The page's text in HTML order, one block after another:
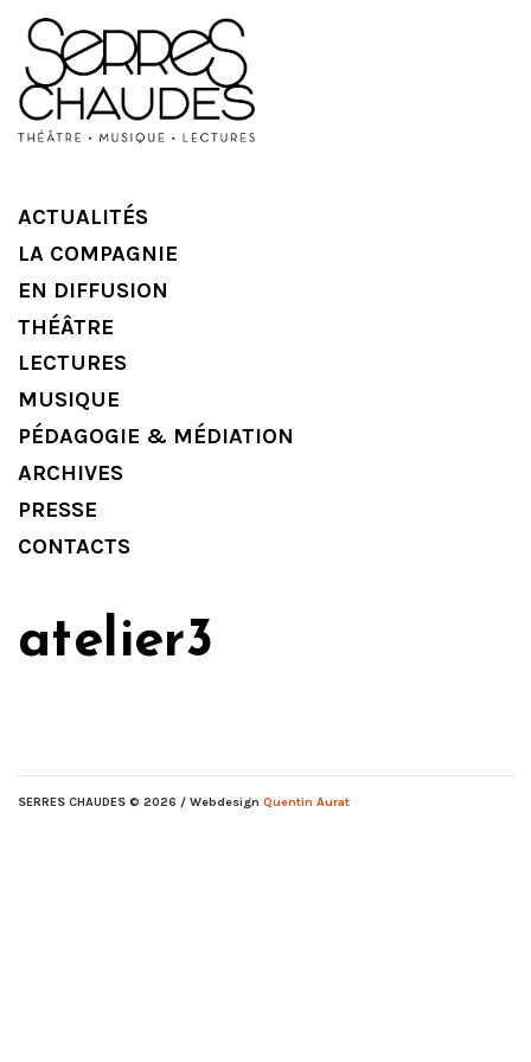
ACTUALITÉS
LA COMPAGNIE
EN DIFFUSION
THÉÂTRE
LECTURES
MUSIQUE
PÉDAGOGIE & MÉDIATION
ARCHIVES
PRESSE
CONTACTS
atelier3
SERRES CHAUDES © 2026 / Webdesign Quentin Aurat